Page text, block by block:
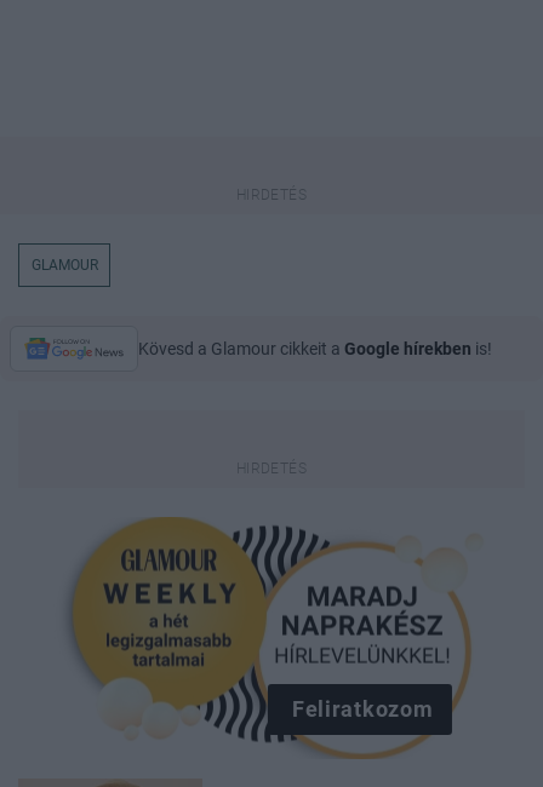
GLAMOUR
Kövesd a Glamour cikkeit a Google hírekben is!
Feliratkozom